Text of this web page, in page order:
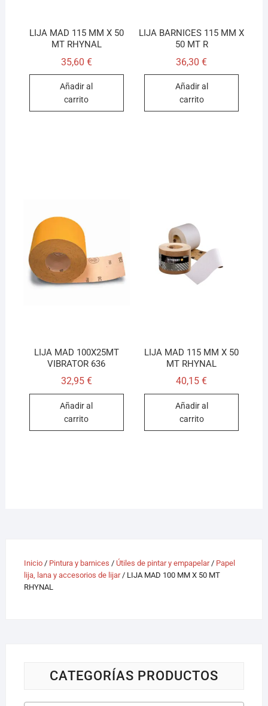
LIJA MAD 115 MM X 50
MT RHYNAL
35,60 €
Añadir al
carrito
LIJA BARNICES 115 MM X
50 MT R
36,30€
Añadir al
carrito
LIJA MAD 100X25MT
VIBRATOR 636
32,95 €
Añadir al
carrito
LIJA MAD 115 MM X 50
MT RHYNAL
40,15€
Añadir al
carrito
Inicio/ Pintura y barnices / Útiles de pintar y empapelar/ Papel
lija, lana y accesorios de lijar/ LIJA MAD 100 MM X 50 MT
RHYNAL
CATEGORÍAS PRODUCTOS